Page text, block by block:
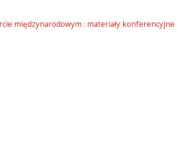
międzynarodowym : materiały konferencyjne